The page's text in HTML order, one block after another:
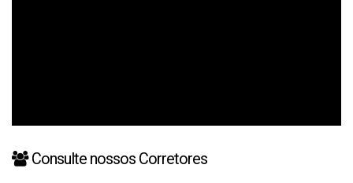
Consulte nossos Corretores